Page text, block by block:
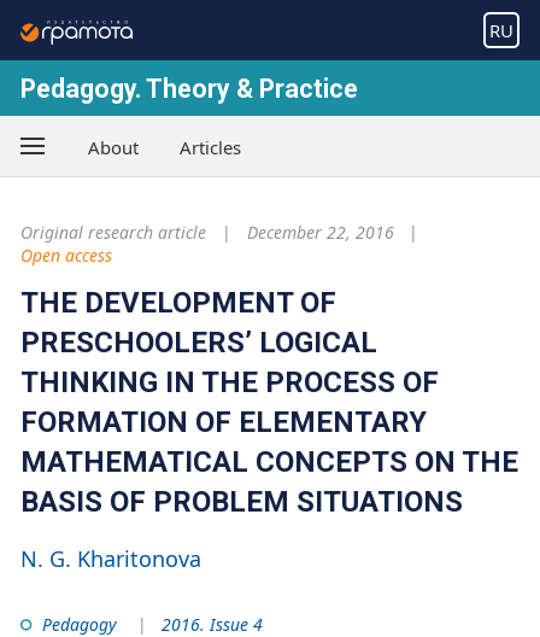
RU
Pedagogy. Theory & Practice
About Articles
Original research article
December 22, 2016
Open access
THE DEVELOPMENT OF
PRESCHOOLERS’ LOGICAL
THINKING IN THE PROCESS OF
FORMATION OF ELEMENTARY
MATHEMATICAL CONCEPTS ON THE
BASIS OF PROBLEM SITUATIONS
N. G. Kharitonova
Pedagogy 2016. Issue 4